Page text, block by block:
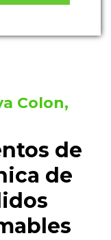
Colon,
de
de